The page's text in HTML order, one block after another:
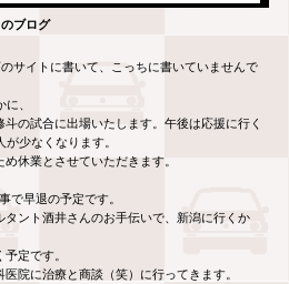
ブログ
サイトに書いて、こっちに書いていませんで
、
斗の試合に出場いたします。午後は応援に行く
少なくなります。
休業とさせていただきます。
で早退の予定です。
タント酒井さんのお手伝いで、新潟に行くか
定です。
院に治療と商談（笑）に行ってきます。